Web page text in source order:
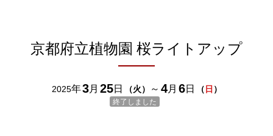
京都府立植物園 桜ライトアップ
終了しました
2025年3月 25日 （火） ～ 4月 6日 （ 日 ）